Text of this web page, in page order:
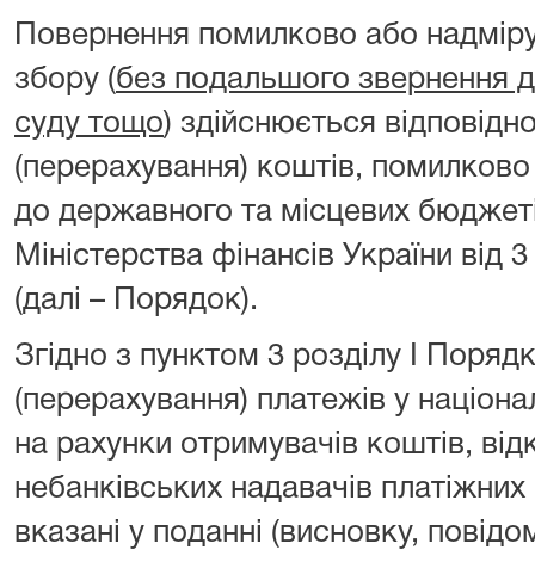
Повернення помилково або
збору (без подальшого звернення
суду тощо) здійснюється
(перерахування) коштів,
до державного та місцевих
Міністерства фінансів України
(далі – Порядок).
Згідно з пунктом 3 розділу I
(перерахування) платежів у
на рахунки отримувачів коштів,
небанківських надавачів
вказані у поданні (висновку,